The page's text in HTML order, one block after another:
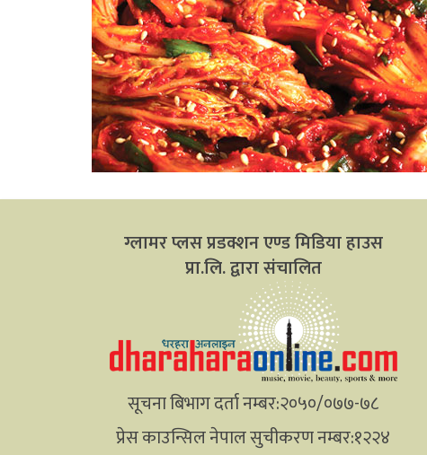
ग्लामर प्लस प्रडक्शन एण्ड मिडिया हाउस
प्रा.लि. द्वारा संचालित
सूचना बिभाग दर्ता नम्बर:२०५०/०७७-७८
प्रेस काउन्सिल नेपाल सुचीकरण नम्बर:१२२४